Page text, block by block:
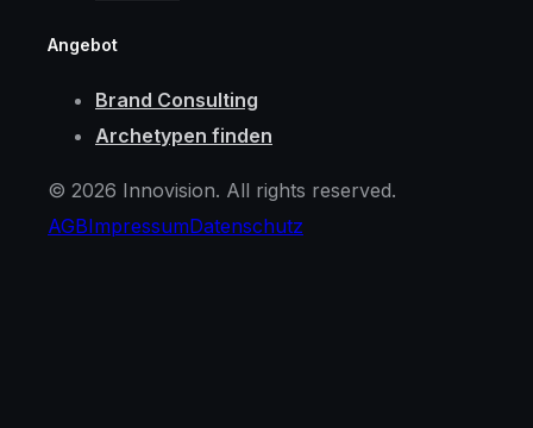
Angebot
Brand Consulting
Archetypen finden
© 2026 Innovision. All rights reserved.
AGBImpressumDatenschutz